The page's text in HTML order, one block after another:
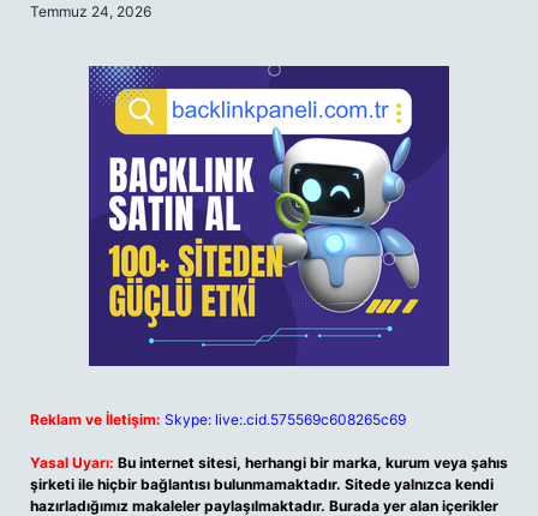
Temmuz 24, 2026
Reklam ve İletişim: Skype: live:.cid.575569c608265c69
Yasal Uyarı: Bu internet sitesi, herhangi bir marka, kurum veya şahıs
şirketi ile hiçbir bağlantısı bulunmamaktadır. Sitede yalnızca kendi
hazırladığımız makaleler paylaşılmaktadır. Burada yer alan içerikler